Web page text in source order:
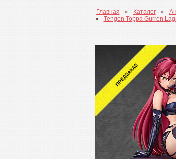
Главная Каталог
Tengen Toppa Gurren